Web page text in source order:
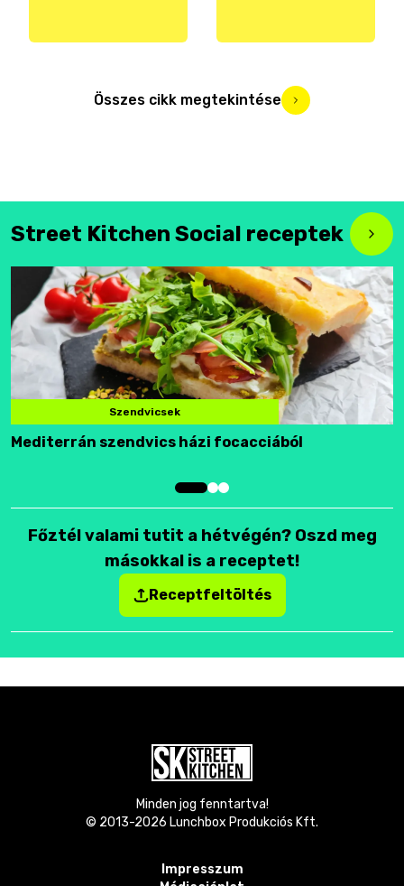
Összes cikk megtekintése
Street Kitchen Social receptek
Szendvicsek
Mediterrán szendvics házi focacciából
Főztél valami tutit a hétvégén? Oszd meg
másokkal is a receptet!
Receptfeltöltés
Minden jog fenntartva!
© 2013-2026 Lunchbox Produkciós Kft.
Impresszum